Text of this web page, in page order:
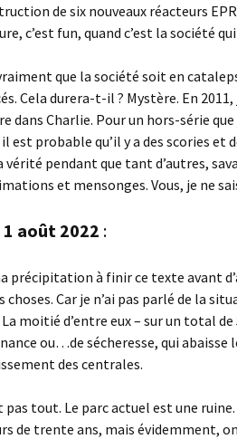
de six nouveaux réacteurs EPR
c’est fun, quand c’est la société
que la société soit en
Cela durera-t-il ? Mystère. En
dans Charlie. Pour un hors-série
est probable qu’il y a des scories et
vérité pendant que tant d’autres,
et mensonges. Vous, je ne
1 août 2022 :
précipitation à finir ce texte avant
choses. Car je n’ai pas parlé de la
La moitié d’entre eux – sur un total
ou…de sécheresse, qui abaisse
des centrales.
pas tout. Le parc actuel est une
de trente ans, mais évidemment,